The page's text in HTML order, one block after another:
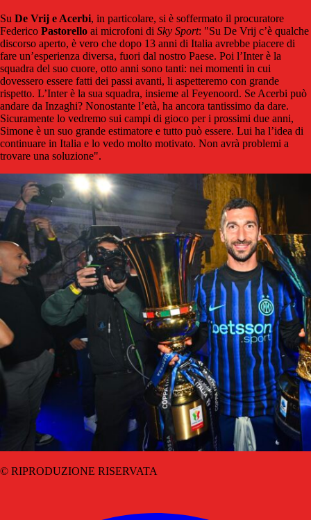
Su De Vrij e Acerbi, in particolare, si è soffermato il procuratore
Federico Pastorello ai microfoni di Sky Sport: "Su De Vrij c’è qualche
discorso aperto, è vero che dopo 13 anni di Italia avrebbe piacere di
fare un’esperienza diversa, fuori dal nostro Paese. Poi l’Inter è la
squadra del suo cuore, otto anni sono tanti: nei momenti in cui
dovessero essere fatti dei passi avanti, li aspetteremo con grande
rispetto. L’Inter è la sua squadra, insieme al Feyenoord. Se Acerbi può
andare da Inzaghi? Nonostante l’età, ha ancora tantissimo da dare.
Sicuramente lo vedremo sui campi di gioco per i prossimi due anni,
Simone è un suo grande estimatore e tutto può essere. Lui ha l’idea di
continuare in Italia e lo vedo molto motivato. Non avrà problemi a
trovare una soluzione".
© RIPRODUZIONE RISERVATA